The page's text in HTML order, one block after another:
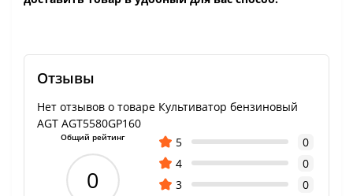
Отзывы
Нет отзывов о товаре Культиватор бензиновый
AGT AGT5580GP160
Общий рейтинг
0
5
0
4
0
3
0